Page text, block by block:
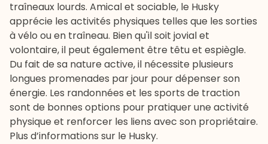
traîneaux lourds. Amical et sociable, le Husky
apprécie les activités physiques telles que les sorties
à vélo ou en traîneau. Bien qu'il soit jovial et
volontaire, il peut également être têtu et espiègle.
Du fait de sa nature active, il nécessite plusieurs
longues promenades par jour pour dépenser son
énergie. Les randonnées et les sports de traction
sont de bonnes options pour pratiquer une activité
physique et renforcer les liens avec son propriétaire.
Plus d’informations sur le Husky.